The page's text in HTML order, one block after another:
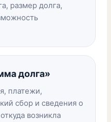
размер долга,
долга»
платежи,
сбор и сведения о
возникла